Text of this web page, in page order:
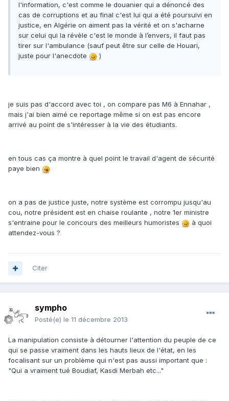
l'information, c'est comme le douanier qui a dénoncé des
cas de corruptions et au final c'est lui qui a été poursuivi en
justice, en Algérie on aiment pas la vérité et on s'acharne
sur celui qui la révèle c'est le monde à l’envers, il faut pas
tirer sur l'ambulance (sauf peut être sur celle de Houari,
juste pour l'anecdote
)
je suis pas d'accord avec toi , on compare pas M6 à Ennahar ,
mais j'ai bien aimé ce reportage même si on est pas encore
arrivé au point de s'intéresser à la vie des étudiants.
en tous cas ça montre à quel point le travail d'agent de sécurité
paye bien
on a pas de justice juste, notre système est corrompu jusqu'au
cou, notre président est en chaise roulante , notre 1er ministre
s'entraine pour le concours des meilleurs humoristes
à quoi
attendez-vous ?
Citer
sympho
Posté(e) le 11 décembre 2013
La manipulation consiste à détourner l'attention du peuple de ce
qui se passe vraiment dans les hauts lieux de l'état, en les
focalisant sur un problème qui n'est pas aussi important que :
"Qui a vraiment tué Boudiaf, Kasdi Merbah etc..."